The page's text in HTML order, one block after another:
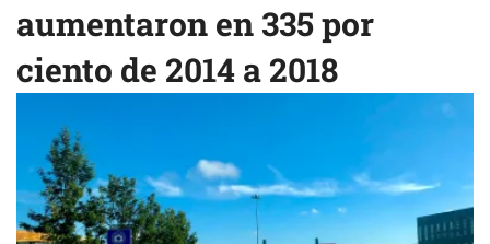
aumentaron en 335 por
ciento de 2014 a 2018